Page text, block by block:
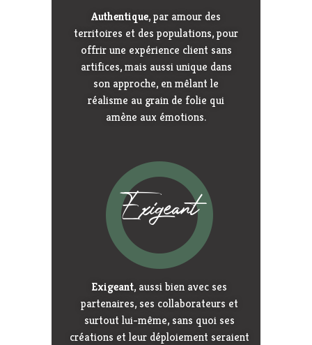
Authentique, par amour des
territoires et des populations, pour
offrir une expérience client sans
artifices, mais aussi unique dans
son approche, en mêlant le
réalisme au grain de folie qui
amène aux émotions.
Exigeant
Exigeant, aussi bien avec ses
partenaires, ses collaborateurs et
surtout lui-même, sans quoi ses
créations et leur déploiement seraient